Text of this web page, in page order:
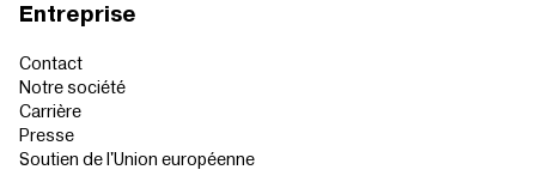
Entreprise
Contact
Notre société
Carrière
Presse
Soutien de l'Union européenne